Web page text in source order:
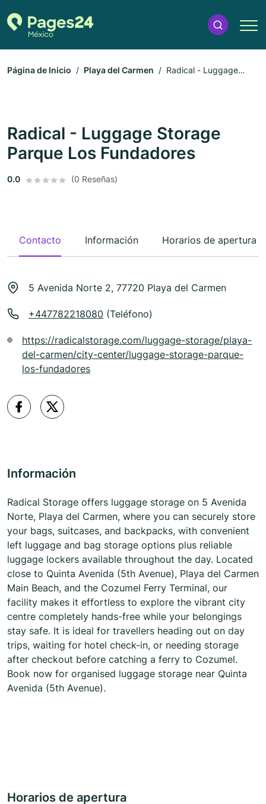
Página de Inicio Playa del Carmen
Radical - Luggage
Radical - Luggage Storage
Parque Los Fundadores
0.0 (0 Reseñas)
Contacto Información Horarios de apertura
5 Avenida Norte 2, 77720 Playa del Carmen
+447782218080 (Teléfono)
https://radicalstorage.com/luggage-storage/playa-
del-carmen/city-center/luggage-storage-parque-
los-fundadores
Información
Radical Storage offers luggage storage on 5 Avenida
Norte, Playa del Carmen, where you can securely store
your bags, suitcases, and backpacks, with convenient
left luggage and bag storage options plus reliable
luggage lockers available throughout the day. Located
close to Quinta Avenida (5th Avenue), Playa del Carmen
Main Beach, and the Cozumel Ferry Terminal, our
facility makes it effortless to explore the vibrant city
centre completely hands-free while your belongings
stay safe. It is ideal for travellers heading out on day
trips, waiting for hotel check-in, or needing storage
after checkout before catching a ferry to Cozumel.
Book now for organised luggage storage near Quinta
Avenida (5th Avenue).
Horarios de apertura